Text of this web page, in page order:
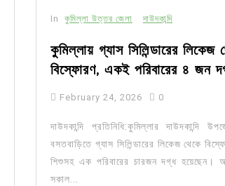
In কুমিল্লা উত্তর জেলা দাউদকান্দি
কুমিল্লায় গ্যাস সিলিন্ডারের লিকেজ
বিস্ফোরণ, একই পরিবারের ৪ জন
February 24, 2026 0
দাউদকান্দি প্রতিনিধি:কুমিল্লার দাউদকান্দি
বসতবাড়িতে গ্যাস সিলিন্ডারের লিকেজ থেকে
শিশুসহ এক পরিবারের চারজন দগ্ধ হয়েছেন।
সকাল...